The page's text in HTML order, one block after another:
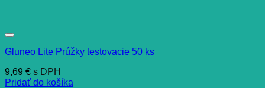
Gluneo Lite Prúžky testovacie 50 ks
9,69 € s DPH
Pridať do košíka